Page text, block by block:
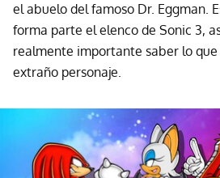
el abuelo del famoso Dr. Eggman.
forma parte el elenco de Sonic 3,
realmente importante saber lo que
extraño personaje.